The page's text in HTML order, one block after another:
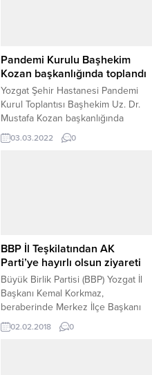
Pandemi Kurulu Başhekim
Kozan başkanlığında toplandı
Yozgat Şehir Hastanesi Pandemi
Kurul Toplantısı Başhekim Uz. Dr.
Mustafa Kozan başkanlığında
yapıldı.
03.03.2022 0
BBP İl Teşkilatından AK
Parti’ye hayırlı olsun ziyareti
Büyük Birlik Partisi (BBP) Yozgat İl
Başkanı Kemal Korkmaz,
beraberinde Merkez İlçe Başkanı
Osman Çiftçi, Alperen Ocakları İl
Başkanı Mustafa Çıtak, AK Parti İl
02.02.2018 0